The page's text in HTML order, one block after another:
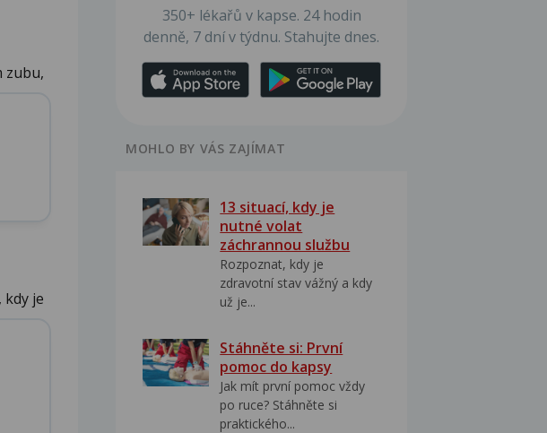
zubu,
kdy je
350+ lékařů v kapse. 24 hodin
denně, 7 dní v týdnu. Stahujte dnes.
MOHLO BY VÁS ZAJÍMAT
13 situací, kdy je
nutné volat
záchrannou službu
Rozpoznat, kdy je
zdravotní stav vážný a kdy
už je...
Stáhněte si: První
pomoc do kapsy
Jak mít první pomoc vždy
po ruce? Stáhněte si
praktického...